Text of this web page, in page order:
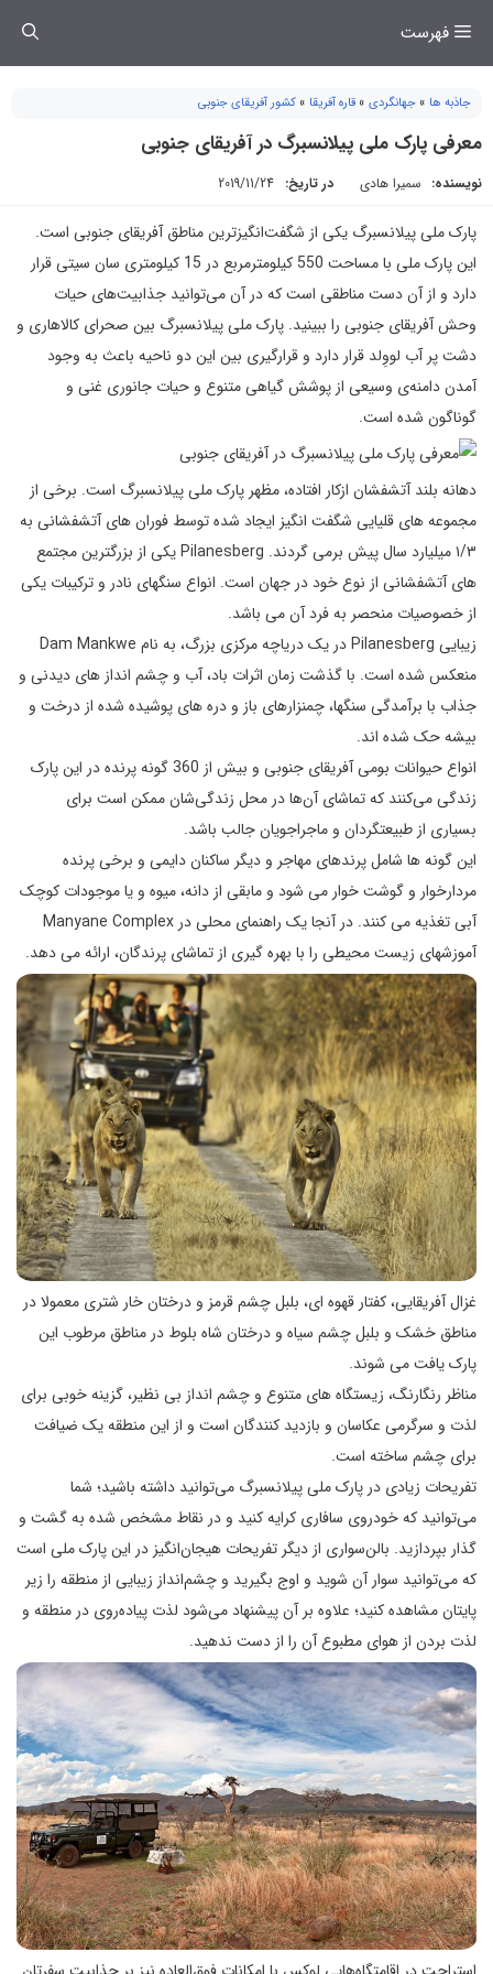
فهرست
جاذبه ها » جهانگردی » قاره آفریقا » کشور آفریقای جنوبی
معرفی پارک ملی پیلانسبرگ در آفریقای جنوبی
نویسنده: سمیرا هادی در تاریخ: 2019/11/24
پارک ملی پیلانسبرگ یکی از شگفت‌انگیزترین مناطق آفریقای جنوبی است.
این پارک ملی با مساحت 550 کیلومترمربع در 15 کیلومتری سان سیتی قرار
دارد و از آن دست مناطقی است که در آن می‌توانید جذابیت‌های حیات
وحش آفریقای جنوبی را ببینید. پارک ملی پیلانسبرگ بین صحرای کالاهاری و
دشت پر آب لووِلد قرار دارد و قرارگیری بین این دو ناحیه باعث به وجود
آمدن دامنه‌ی وسیعی از پوشش گیاهی متنوع و حیات جانوری غنی و
گوناگون شده است.
دهانه بلند آتشفشان ازکار افتاده، مظهر پارک ملی پیلانسبرگ است. برخی از
مجموعه های قلیایی شگفت انگیز ایجاد شده توسط فوران های آتشفشانی به
۱/۳ میلیارد سال پیش برمی گردند. Pilanesberg یکی از بزرگترین مجتمع
های آتشفشانی از نوع خود در جهان است. انواع سنگهای نادر و ترکیبات یکی
از خصوصیات منحصر به فرد آن می باشد.
زیبایی Pilanesberg در یک دریاچه مرکزی بزرگ، به نام Dam Mankwe
منعکس شده است. با گذشت زمان اثرات باد، آب و چشم انداز های دیدنی و
جذاب با برآمدگی سنگها، چمنزارهای باز و دره های پوشیده شده از درخت و
بیشه حک شده اند.
انواع حیوانات بومی آفریقای جنوبی و بیش از 360 گونه پرنده در این پارک
زندگی می‌کنند که تماشای آن‌ها در محل زندگی‌شان ممکن است برای
بسیاری از طبیعتگردان و ماجراجویان جالب باشد.
این گونه ها شامل پرندهای مهاجر و دیگر ساکنان دایمی و برخی پرنده
مردارخوار و گوشت خوار می شود و مابقی از دانه، میوه و یا موجودات کوچک
آبی تغذیه می کنند.
در آنجا یک راهنمای محلی در Manyane Complex
آموزشهای زیست محیطی را با بهره گیری از تماشای پرندگان، ارائه می دهد.
غزال آفریقایی، کفتار قهوه ای، بلبل چشم قرمز و درختان خار شتری معمولا در
مناطق خشک و بلبل چشم سیاه و درختان شاه بلوط در مناطق مرطوب این
پارک یافت می شوند.
مناظر رنگارنگ، زیستگاه های متنوع و چشم انداز بی نظیر، گزینه خوبی برای
لذت و سرگرمی عکاسان و بازدید کنندگان است و از این منطقه یک ضیافت
برای چشم ساخته است.
تفریحات زیادی در پارک ملی پیلانسبرگ می‌توانید داشته باشید؛ شما
می‌توانید که خودروی سافاری کرایه کنید و در نقاط مشخص شده به گشت و
گذار بپردازید. بالن‌سواری از دیگر تفریحات هیجان‌انگیز در این پارک ملی است
که می‌توانید سوار آن شوید و اوج بگیرید و چشم‌انداز زیبایی از منطقه را زیر
پایتان مشاهده کنید؛ علاوه بر آن پیشنهاد می‌شود لذت پیاده‌روی در منطقه و
لذت بردن از هوای مطبوع آن را از دست ندهید.